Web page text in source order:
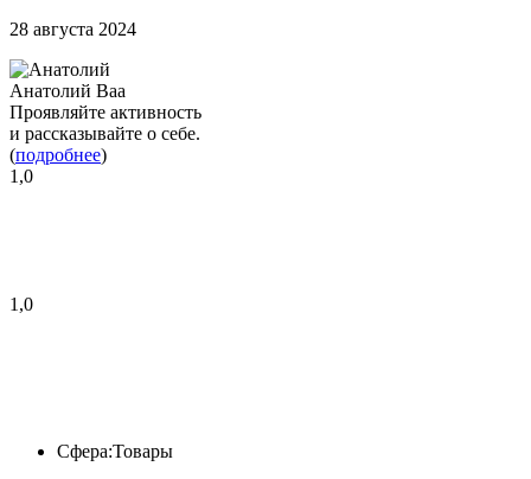
28 августа 2024
Анатолий Ваа
Проявляйте активность
и рассказывайте о себе.
(подробнее)
1,0
1,0
Сфера:Товары